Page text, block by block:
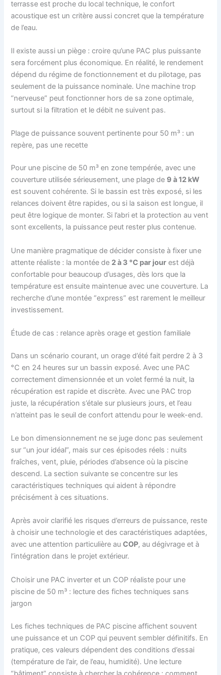
terrasse est proche du local technique, le confort
acoustique est un critère aussi concret que la température
de l’eau.
Il existe aussi un piège : croire qu’une PAC plus puissante
sera forcément plus économique. En réalité, le rendement
dépend du régime de fonctionnement et du pilotage, pas
seulement de la puissance nominale. Une machine trop
“nerveuse” peut fonctionner hors de sa zone optimale,
surtout si la filtration et le débit ne suivent pas.
Plage de puissance souvent pertinente pour 50 m³ : un
repère, pas une recette
Pour une piscine de 50 m³ en zone tempérée, avec une
couverture utilisée sérieusement, une plage de 9 à 12 kW
est souvent cohérente. Si le bassin est très exposé, si les
relances doivent être rapides, ou si la saison est longue, il
peut être logique de monter. Si l’abri et la protection au vent
sont excellents, la puissance peut rester plus contenue.
Une manière pragmatique de décider consiste à fixer une
attente réaliste : la montée de 2 à 3 °C par jour est déjà
confortable pour beaucoup d’usages, dès lors que la
température est ensuite maintenue avec une couverture. La
recherche d’une montée “express” est rarement le meilleur
investissement.
Étude de cas : relance après orage et gestion familiale
Dans un scénario courant, un orage d’été fait perdre 2 à 3
°C en 24 heures sur un bassin exposé. Avec une PAC
correctement dimensionnée et un volet fermé la nuit, la
récupération est rapide et discrète. Avec une PAC trop
juste, la récupération s’étale sur plusieurs jours, et l’eau
n’atteint pas le seuil de confort attendu pour le week-end.
Le bon dimensionnement ne se juge donc pas seulement
sur “un jour idéal”, mais sur ces épisodes réels : nuits
fraîches, vent, pluie, périodes d’absence où la piscine
descend. La section suivante se concentre sur les
caractéristiques techniques qui aident à répondre
précisément à ces situations.
Après avoir clarifié les risques d’erreurs de puissance, reste
à choisir une technologie et des caractéristiques adaptées,
avec une attention particulière auCOP, au dégivrage et à
l’intégration dans le projet extérieur.
Choisir une PAC inverter et un COP réaliste pour une
piscine de 50 m³ : lecture des fiches techniques sans
jargon
Les fiches techniques de PAC piscine affichent souvent
une puissance et un COP qui peuvent sembler définitifs. En
pratique, ces valeurs dépendent des conditions d’essai
(température de l’air, de l’eau, humidité). Une lecture